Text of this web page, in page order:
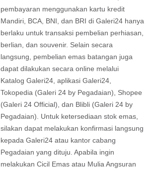
pembayaran menggunakan kartu kredit
Mandiri, BCA, BNI, dan BRI di Galeri24 hanya
berlaku untuk transaksi pembelian perhiasan,
berlian, dan souvenir. Selain secara
langsung, pembelian emas batangan juga
dapat dilakukan secara online melalui
Katalog Galeri24, aplikasi Galeri24,
Tokopedia (Galeri 24 by Pegadaian), Shopee
(Galeri 24 Official), dan Blibli (Galeri 24 by
Pegadaian). Untuk ketersediaan stok emas,
silakan dapat melakukan konfirmasi langsung
kepada Galeri24 atau kantor cabang
Pegadaian yang dituju. Apabila ingin
melakukan Cicil Emas atau Mulia Angsuran